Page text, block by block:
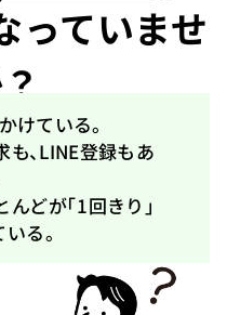
っていませ
けている。
も、LINE登録もあ
んどが「1回きり」
る。